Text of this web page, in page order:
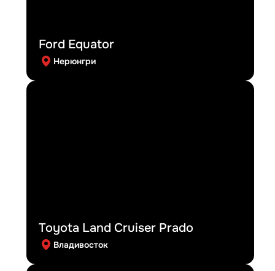
Ford Equator
Нерюнгри
Toyota Land Cruiser Prado
Владивосток